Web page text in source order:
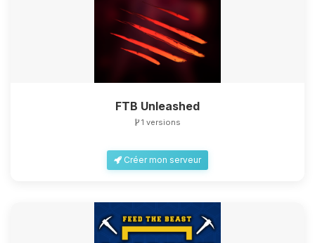
FTB Unleashed
1 versions
Créer mon serveur